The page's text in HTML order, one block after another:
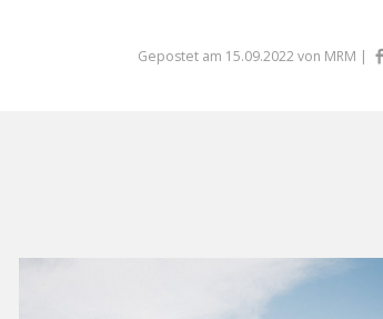
Gepostet am 15.09.2022 von MRM |